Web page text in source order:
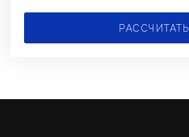
РАССЧИТАТЬ